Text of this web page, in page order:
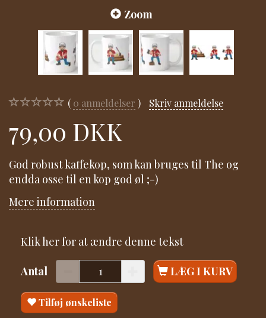
Zoom
0 anmeldelser Skriv anmeldelse
79,00 DKK
God robust kaffekop, som kan bruges til The og
endda osse til en kop god øl ;-)
Mere information
Klik her for at ændre denne tekst
Antal LÆG I KURV
Tilføj ønskeliste